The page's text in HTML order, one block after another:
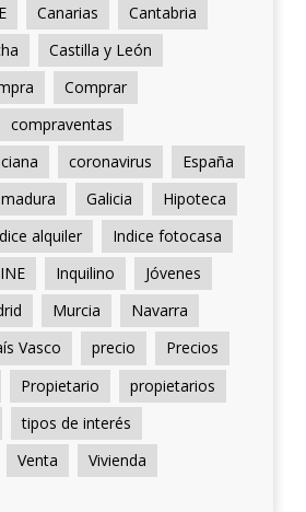
Canarias
Cantabria
Castilla y León
Comprar
compraventas
coronavirus
España
Galicia
Hipoteca
alquiler
Indice fotocasa
INE Inquilino
Jóvenes
Murcia
Navarra
Vasco precio
Precios
Propietario
propietarios
tipos de interés
Venta Vivienda